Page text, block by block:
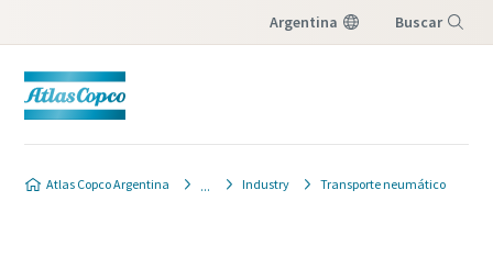
Argentina Buscar
Atlas Copco Argentina Industry Transporte neumático